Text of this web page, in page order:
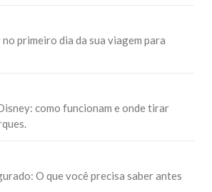
primeiro dia da sua viagem para
como funcionam e onde tirar
O que você precisa saber antes